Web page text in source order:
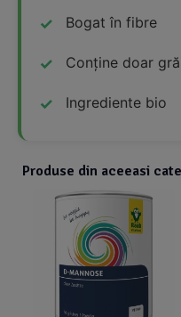
Bogat în fibre
Conține doar
Ingrediente bio
Produse din aceeasi